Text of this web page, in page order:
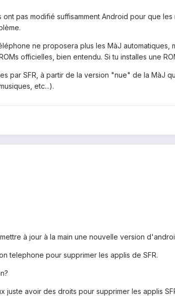
ont pas modifié suffisamment Android pour que
ne proposera plus les MàJ automatiques,
officielles, bien entendu. Si tu installes une
par SFR, à partir de la version "nue" de la MàJ
etc...).
à jour à la main une nouvelle version
telephone pour supprimer les applis de SFR.
juste avoir des droits pour supprimer les applis